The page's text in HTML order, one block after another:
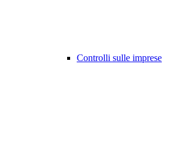
Controlli sulle imprese